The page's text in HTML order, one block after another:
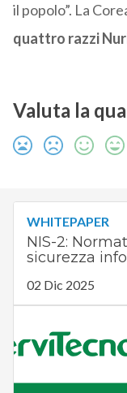
il popolo”. La
quattro razzi
Valuta la
WHITEPAPER
NIS-2:
sicurezza
02 Dic 2025